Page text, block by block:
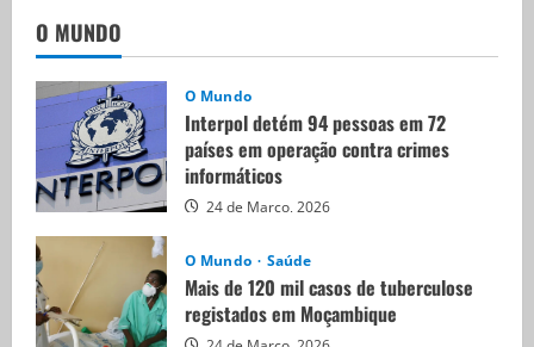
O MUNDO
O Mundo
Interpol detém 94 pessoas em 72
países em operação contra crimes
informáticos
24 de Março, 2026
O Mundo Saúde
Mais de 120 mil casos de tuberculose
registados em Moçambique